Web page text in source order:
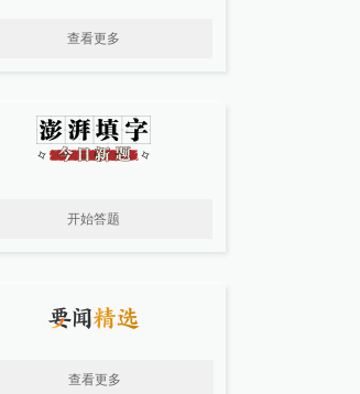
查看更多
开始答题
查看更多